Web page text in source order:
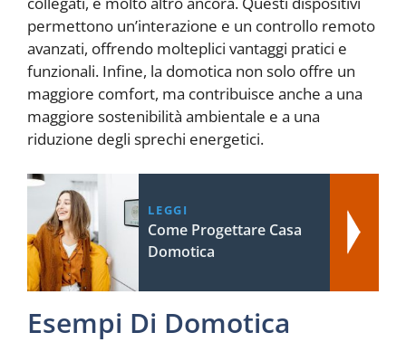
permettono un’interazione e un controllo remoto
avanzati, offrendo molteplici vantaggi pratici e
funzionali. Infine, la domotica non solo offre un
maggiore comfort, ma contribuisce anche a una
maggiore sostenibilità ambientale e a una
riduzione degli sprechi energetici.
LEGGI
Come Progettare Casa
Domotica
Esempi Di Domotica